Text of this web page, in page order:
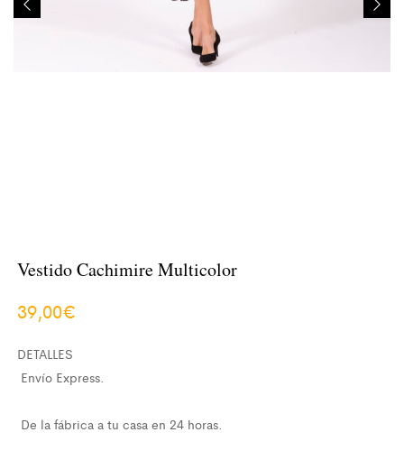
Vestido Cachimire Multicolor
39,00€
DETALLES
Envío Express.
De la fábrica a tu casa en 24 horas.